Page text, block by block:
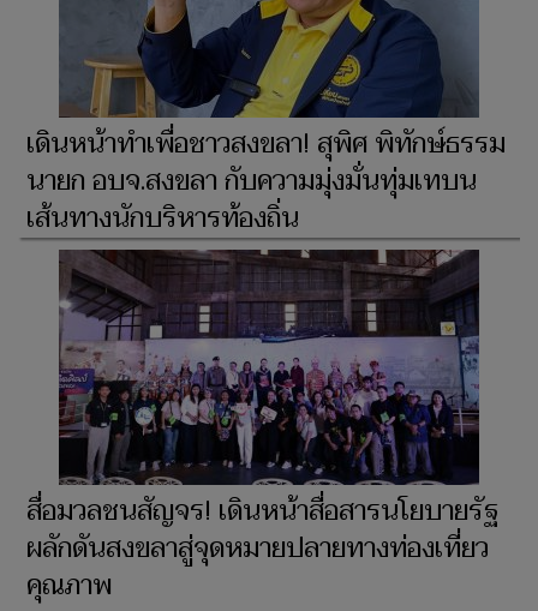
เดินหน้าทำเพื่อชาวสงขลา! สุพิศ พิทักษ์ธรรม
นายก อบจ.สงขลา กับความมุ่งมั่นทุ่มเทบน
เส้นทางนักบริหารท้องถิ่น
สื่อมวลชนสัญจร! เดินหน้าสื่อสารนโยบายรัฐ
ผลักดันสงขลาสู่จุดหมายปลายทางท่องเที่ยว
คุณภาพ